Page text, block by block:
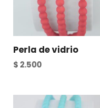
Perla de vidrio
$ 2.500